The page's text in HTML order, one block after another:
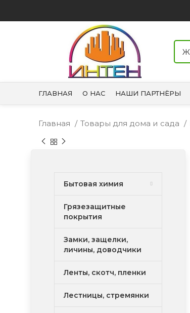
ГЛАВНАЯ О НАС НАШИ ПАРТНЁРЫ
Главная Товары для дома и сада
Бытовая химия
Грязезащитные
покрытия
Замки, защелки,
личины, доводчики
Ленты, скотч, пленки
Лестницы, стремянки